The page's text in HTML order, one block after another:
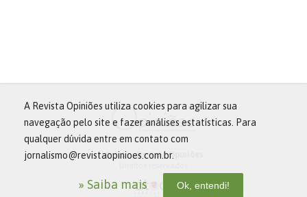
© 2013 -Revista Opiniões
A Revista Opiniões utiliza cookies para agilizar sua
navegação pelo site e fazer análises estatísticas. Para
qualquer dúvida entre em contato com
jornalismo@revistaopinioes.com.br.
» Saiba mais Ok, entendi!